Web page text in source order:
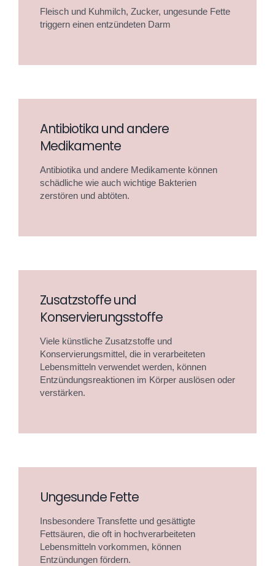
Fleisch und Kuhmilch, Zucker, ungesunde Fette
triggern einen entzündeten Darm
Antibiotika und andere
Medikamente
Antibiotika und andere Medikamente können
schädliche wie auch wichtige Bakterien
zerstören und abtöten.
Zusatzstoffe und
Konservierungsstoffe
Viele künstliche Zusatzstoffe und
Konservierungsmittel, die in verarbeiteten
Lebensmitteln verwendet werden, können
Entzündungsreaktionen im Körper auslösen oder
verstärken.
Ungesunde Fette
Insbesondere Transfette und gesättigte
Fettsäuren, die oft in hochverarbeiteten
Lebensmitteln vorkommen, können
Entzündungen fördern.